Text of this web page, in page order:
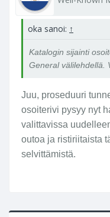
oka sanoi: ↑
Katalogin sijainti
General välilehdellä.
Juu, proseduuri
osoiterivi pysyy nyt
valittavissa
outoa ja ristiriitaista
selvittämistä.